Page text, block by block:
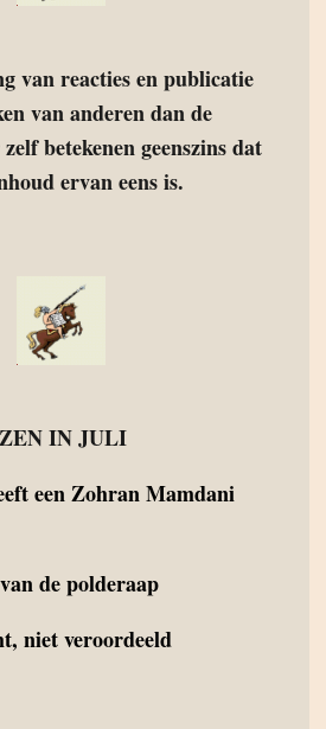
van reacties en publicatie
van anderen dan de
betekenen geenszins dat
ervan eens is.
IN JULI
een Zohran Mamdani
de polderaap
niet veroordeeld